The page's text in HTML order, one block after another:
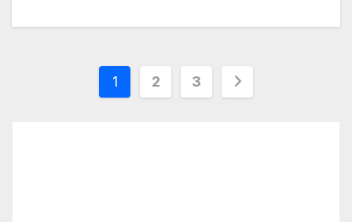
Paginación
1 2 3